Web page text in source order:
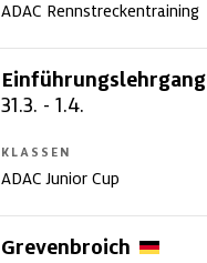
ADAC Rennstreckentraining
Einführungslehrgang
31.3. - 1.4.
KLASSEN
ADAC Junior Cup
Grevenbroich